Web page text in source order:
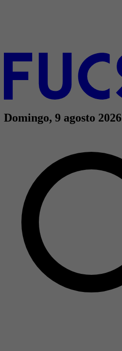
Domingo, 9 agosto 2026